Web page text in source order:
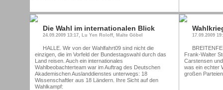
Die Wahl im internationalen Blick
24.09.2009 13:17, Lu Yen Roloff, Malte Göbel
HALLE. Wir von der Wahlfahrt09 sind nicht die
einzigen, die im Vorfeld der Bundestagswahl durch das
Land reisen. Auch ein internationales
Wahlbeobachterteam war im Auftrag des Deutschen
Akademischen Auslanddienstes unterwegs: 18
Wissenschaftler aus 18 Ländern. Ihre Sicht auf den
Wahlkampf:
17.09.2009
Frank-Walter
Carstensen
was ein echter
großen